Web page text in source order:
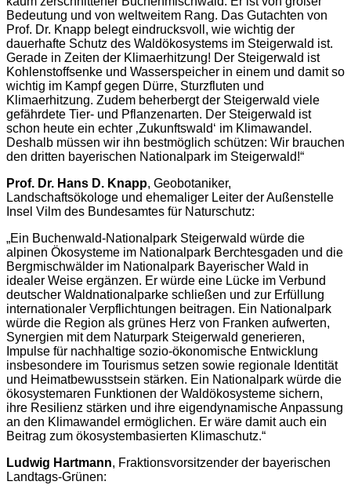
Bedeutung und von weltweitem Rang. Das Gutachten von
Prof. Dr. Knapp belegt eindrucksvoll, wie wichtig der
dauerhafte Schutz des Waldökosystems im Steigerwald ist.
Gerade in Zeiten der Klimaerhitzung! Der Steigerwald ist
Kohlenstoffsenke und Wasserspeicher in einem und damit so
wichtig im Kampf gegen Dürre, Sturzfluten und
Klimaerhitzung. Zudem beherbergt der Steigerwald viele
gefährdete Tier- und Pflanzenarten. Der Steigerwald ist
schon heute ein echter ‚Zukunftswald‘ im Klimawandel.
Deshalb müssen wir ihn bestmöglich schützen: Wir brauchen
den dritten bayerischen Nationalpark im Steigerwald!“
Prof. Dr. Hans D. Knapp, Geobotaniker,
Landschaftsökologe und ehemaliger Leiter der Außenstelle
Insel Vilm des Bundesamtes für Naturschutz:
„Ein Buchenwald-Nationalpark Steigerwald würde die
alpinen Ökosysteme im Nationalpark Berchtesgaden und die
Bergmischwälder im Nationalpark Bayerischer Wald in
idealer Weise ergänzen. Er würde eine Lücke im Verbund
deutscher Waldnationalparke schließen und zur Erfüllung
internationaler Verpflichtungen beitragen. Ein Nationalpark
würde die Region als grünes Herz von Franken aufwerten,
Synergien mit dem Naturpark Steigerwald generieren,
Impulse für nachhaltige sozio-ökonomische Entwicklung
insbesondere im Tourismus setzen sowie regionale Identität
und Heimatbewusstsein stärken. Ein Nationalpark würde die
ökosystemaren Funktionen der Waldökosysteme sichern,
ihre Resilienz stärken und ihre eigendynamische Anpassung
an den Klimawandel ermöglichen. Er wäre damit auch ein
Beitrag zum ökosystembasierten Klimaschutz.“
Ludwig Hartmann, Fraktionsvorsitzender der bayerischen
Landtags-Grünen: